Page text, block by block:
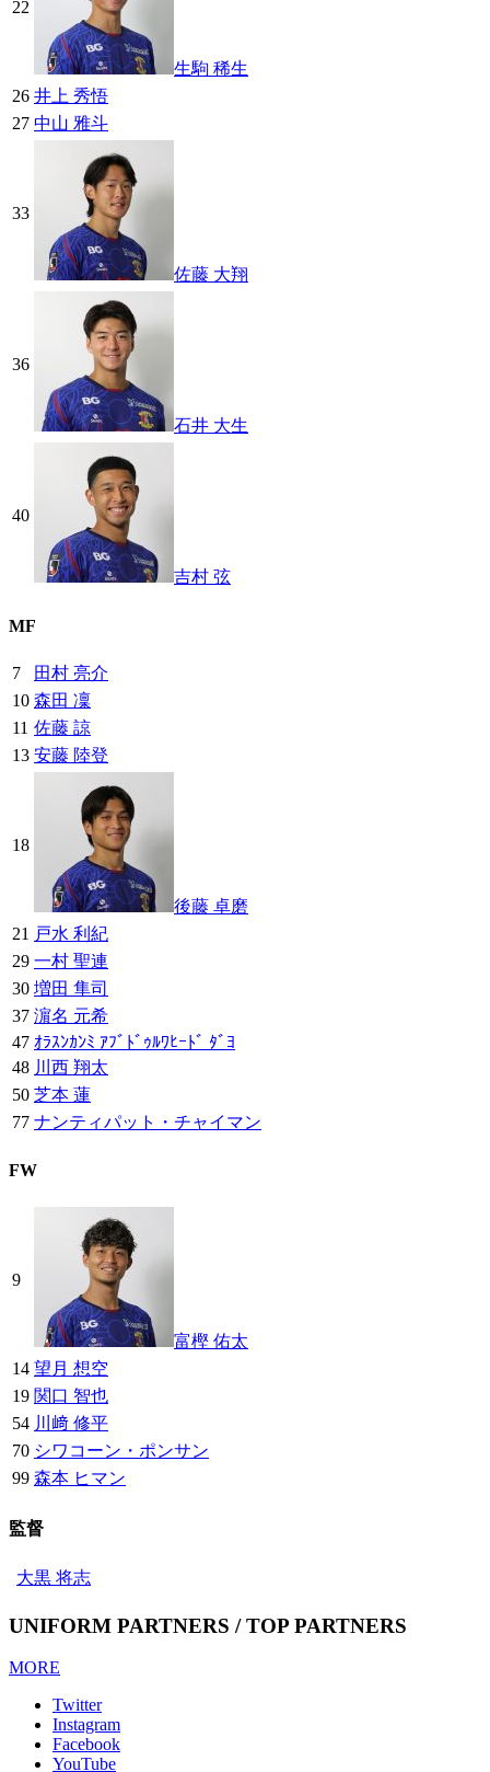
22
生駒 稀生
26 井上 秀悟
27 中山 雅斗
33
佐藤 大翔
36
石井 大生
40
吉村 弦
MF
7
田村 亮介
10 森田 凜
11 佐藤 諒
13 安藤 陸登
18
後藤 卓磨
21 戸水 利紀
29 一村 聖連
30 増田 隼司
37 濵名 元希
47 ｵﾗｽﾝｶﾝﾐ ｱﾌﾞﾄﾞｩﾙﾜﾋｰﾄﾞ ﾀﾞﾖ
48 川西 翔太
50 芝本 蓮
77 ナンティパット・チャイマン
FW
9
富樫 佑太
14 望月 想空
19 関口 智也
54 川﨑 修平
70 シワコーン・ポンサン
99 森本 ヒマン
監督
大黒 将志
UNIFORM PARTNERS / TOP PARTNERS
MORE
Twitter
Instagram
Facebook
YouTube